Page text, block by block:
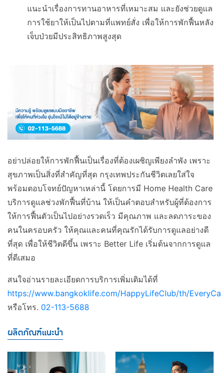
แนะนำเรื่องการทานอาหารที่เหมาะสม และยังช่วยดูแล
การใช้ยาให้เป็นไปตามที่แพทย์สั่ง เพื่อให้การพักฟื้นหลัง
เจ็บป่วยมีประสิทธิภาพสูงสุด
อย่าปล่อยให้การพักฟื้นเป็นเรื่องที่ต้องเผชิญเพียงลำพัง เพราะ
สุขภาพเป็นสิ่งที่สำคัญที่สุด กรุงเทพประกันชีวิตเลยใส่ใจ
พร้อมตอบโจทย์ปัญหาเหล่านี้ โดยการมี Home Health Care
บริการดูแลช่วงพักฟื้นที่บ้าน ให้เป็นคำตอบสำหรับผู้ที่ต้องการ
ให้การฟื้นตัวเป็นไปอย่างรวดเร็ว มีคุณภาพ และลดภาระของ
คนในครอบครัว ให้คุณและคนที่คุณรักได้รับการดูแลอย่างดี
ที่สุด เพื่อให้ชีวิตดีขึ้น เพราะ Better Life เริ่มต้นจากการดูแล
ที่ดีเสมอ
สนใจอ่านรายละเอียดการบริการเพิ่มเติมได้ที่
https://www.bangkoklife.com/HappyLifeClub/th/
หรือโทร. 02-113-5688
ผลิตภัณฑ์แนะนำ